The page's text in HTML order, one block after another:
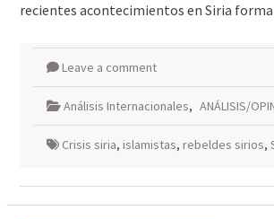
recientes acontecimientos en Siria
Leave a comment
Análisis Internacionales, ANÁLISIS/
Crisis siria, islamistas, rebeldes sirios,